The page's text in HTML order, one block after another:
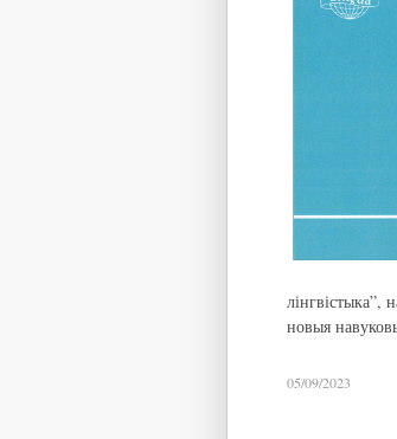
лінгвістыка”,
новыя
05/09/2023